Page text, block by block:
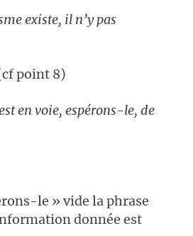
existe, il n’y pas
point 8)
en voie, espérons-le, de
le » vide la phrase
donnée est